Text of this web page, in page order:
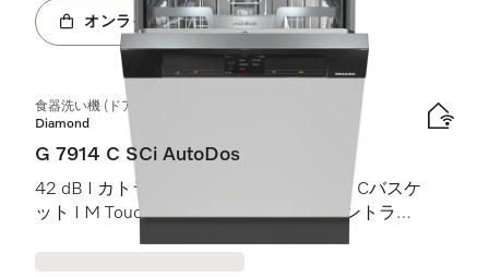
オンラインショップへ
食器洗い機 (ドア材取付専用タイプ)
Diamond
G 7914 C SCi AutoDos
42 dB I カトラリートレイ I MaxiComfort Cバスケ
ット I M Touch I BrilliantLight (ブリリアントライ